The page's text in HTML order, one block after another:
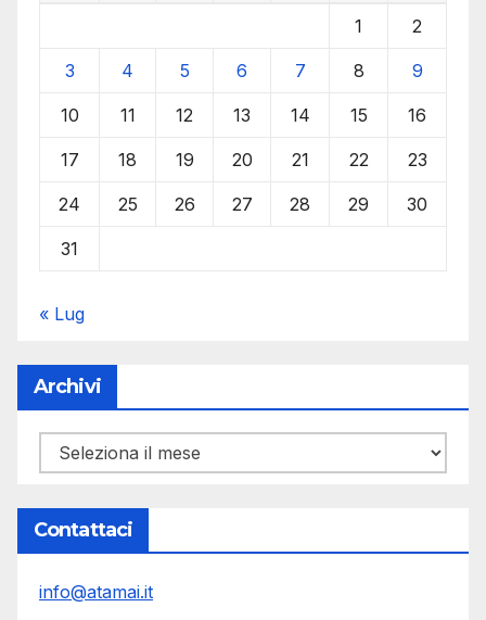
1 2
3 4 5 6 7 8 9
10 11 12 13 14 15 16
17 18 19 20 21 22 23
24 25 26 27 28 29 30
31
« Lug
Archivi
Archivi
Contattaci
info@atamai.it